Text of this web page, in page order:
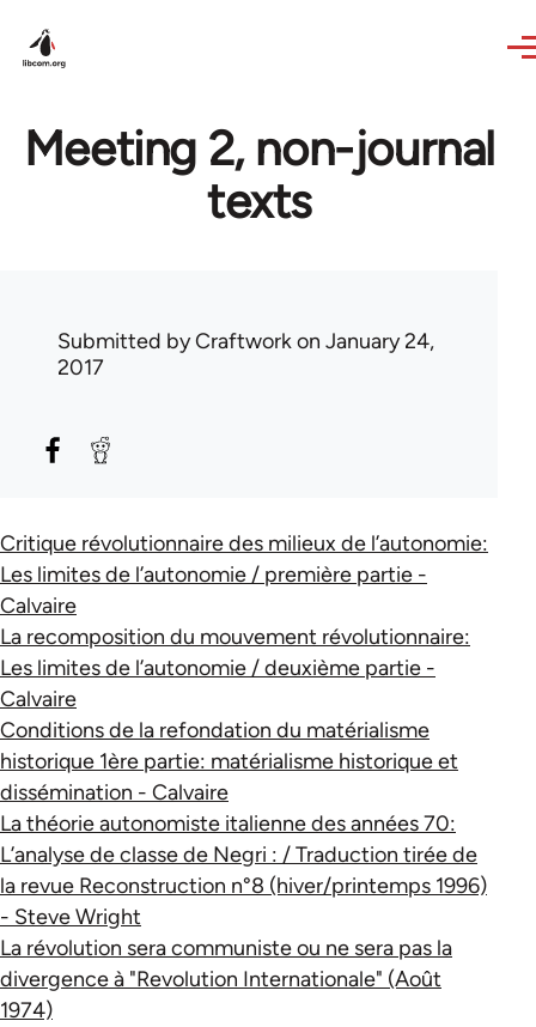
Meeting 2, non-journal
texts
Submitted byCraftworkon January 24,
2017
Critique révolutionnaire des milieux de l’autonomie:
Les limites de l’autonomie / première partie -
Calvaire
La recomposition du mouvement révolutionnaire:
Les limites de l’autonomie / deuxième partie -
Calvaire
Conditions de la refondation du matérialisme
historique 1ère partie: matérialisme historique et
dissémination - Calvaire
La théorie autonomiste italienne des années 70:
L’analyse de classe de Negri : / Traduction tirée de
la revue Reconstruction n°8 (hiver/printemps 1996)
- Steve Wright
La révolution sera communiste ou ne sera pas la
divergence à "Revolution Internationale" (Août
1974)